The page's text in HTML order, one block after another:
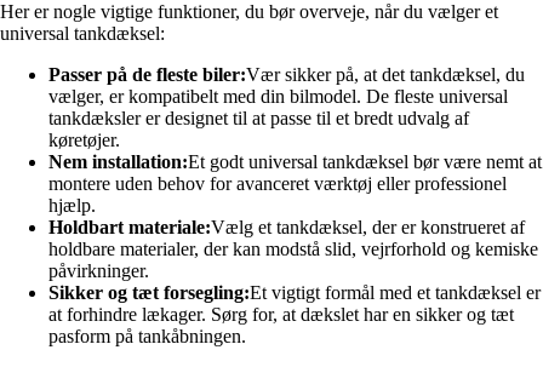
Her er nogle vigtige funktioner, du bør overveje, når du vælger et
universal tankdæksel:
Passer på de fleste biler:Vær sikker på, at det tankdæksel, du
vælger, er kompatibelt med din bilmodel. De fleste universal
tankdæksler er designet til at passe til et bredt udvalg af
køretøjer.
Nem installation:Et godt universal tankdæksel bør være nemt at
montere uden behov for avanceret værktøj eller professionel
hjælp.
Holdbart materiale:Vælg et tankdæksel, der er konstrueret af
holdbare materialer, der kan modstå slid, vejrforhold og kemiske
påvirkninger.
Sikker og tæt forsegling:Et vigtigt formål med et tankdæksel er
at forhindre lækager. Sørg for, at dækslet har en sikker og tæt
pasform på tankåbningen.